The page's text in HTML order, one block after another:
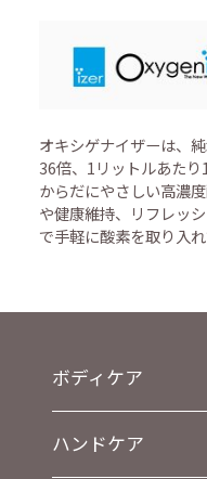
オキシゲナイザーは、
36倍、1リットルあたり
からだにやさしい高濃
や健康維持、リフレッ
で手軽に酸素を取り入れ
ボディケア
ハンドケア